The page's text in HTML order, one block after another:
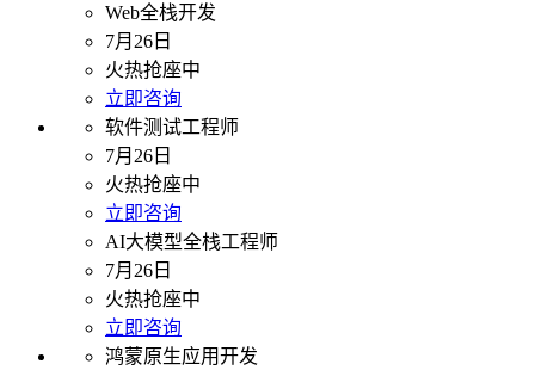
Web全栈开发
7月26日
火热抢座中
立即咨询
软件测试工程师
7月26日
火热抢座中
立即咨询
AI大模型全栈工程师
7月26日
火热抢座中
立即咨询
鸿蒙原生应用开发